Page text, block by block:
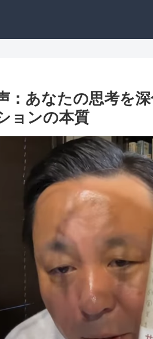
：あなたの思考を
ョンの本質